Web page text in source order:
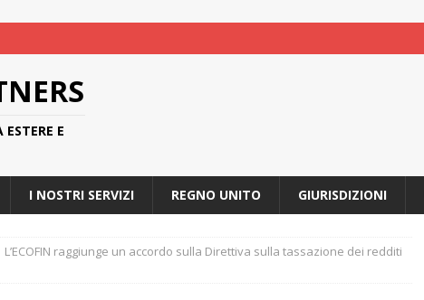
E
I NOSTRI SERVIZI REGNO UNITO GIURISDIZIONI
L’ECOFIN raggiunge un accordo sulla Direttiva sulla tassazione dei redditi